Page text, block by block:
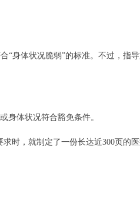
“身体状况脆弱”的标准。不过，指
身体状况符合豁免条件。
时，就制定了一份长达近300页的